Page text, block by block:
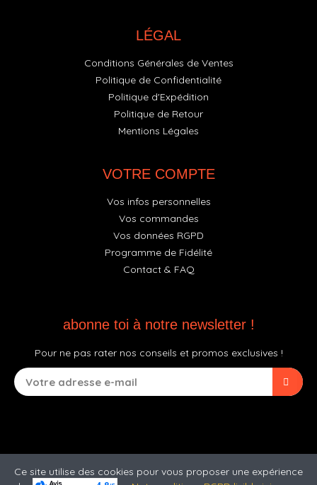
LÉGAL
Conditions Générales de Ventes
Politique de Confidentialité
Politique d'Expédition
Politique de Retour
Mentions Légales
VOTRE COMPTE
Vos infos personnelles
Vos commandes
Vos données RGPD
Programme de Fidélité
Contact & FAQ
abonne toi à notre newsletter !
Pour ne pas rater nos conseils et promos exclusives !
Ce site utilise des cookies pour vous proposer une expérience